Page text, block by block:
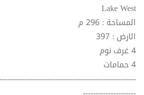
Lake West
المساحة : 296 م
الارض : 397
4 غرف نوم
4 حمامات